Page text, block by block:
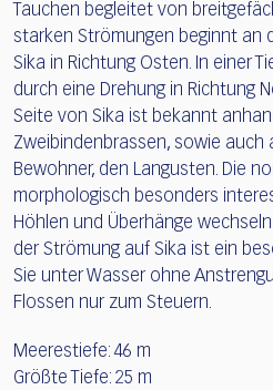
Tauchen begleitet von
starken Strömungen beginnt an
Sika in Richtung Osten. In einer
durch eine Drehung in Richtung
Seite von Sika ist bekannt
Zweibindenbrassen, sowie auch
Bewohner, den Langusten. Die
morphologisch besonders
Höhlen und Überhänge
der Strömung auf Sika ist ein
Sie unter Wasser ohne
Flossen nur zum Steuern.
Meerestiefe: 46 m
Größte Tiefe: 25 m